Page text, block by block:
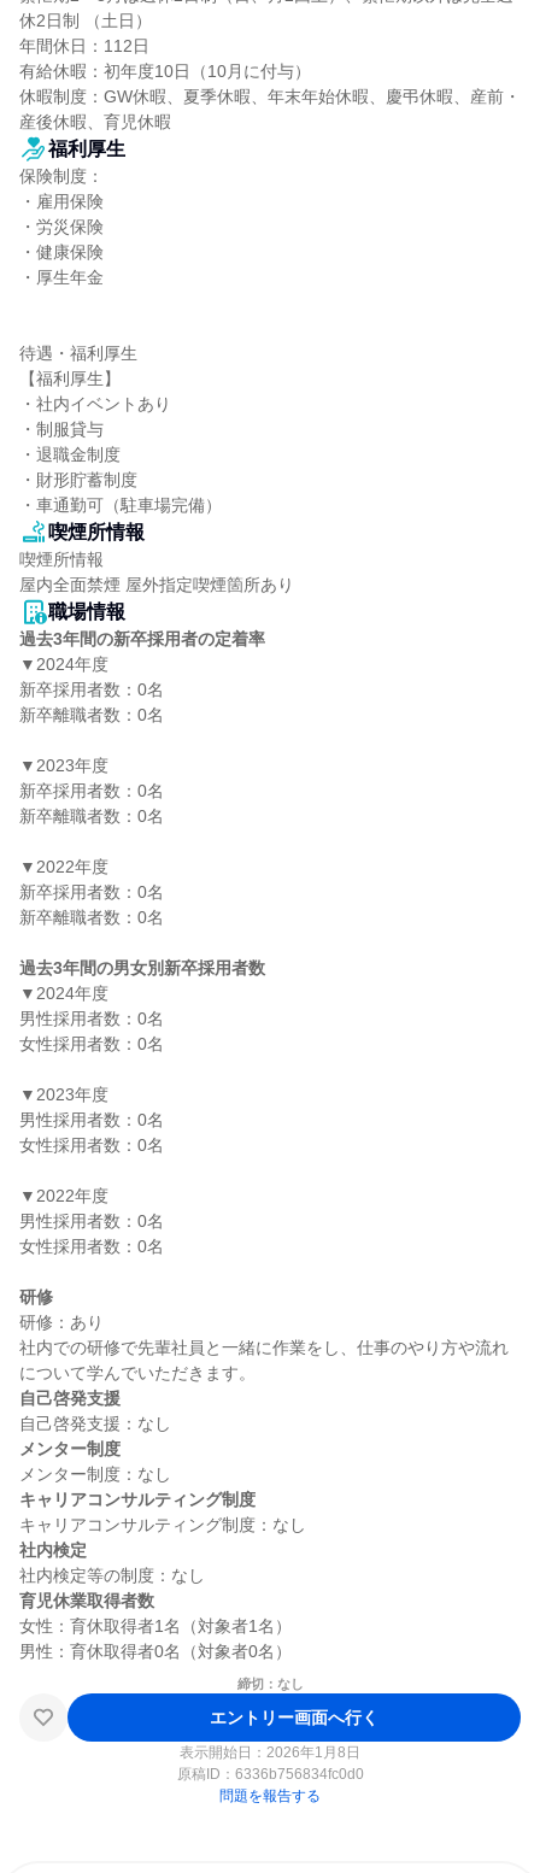
休2日制 （土日）
年間休日：112日
有給休暇：初年度10日（10月に付与）
休暇制度：GW休暇、夏季休暇、年末年始休暇、慶弔休暇、産前・
産後休暇、育児休暇
福利厚生
保険制度：
・雇用保険
・労災保険
・健康保険
・厚生年金
待遇・福利厚生
【福利厚生】
・社内イベントあり
・制服貸与
・退職金制度
・財形貯蓄制度
・車通勤可（駐車場完備）
喫煙所情報
喫煙所情報
屋内全面禁煙 屋外指定喫煙箇所あり
職場情報
過去3年間の新卒採用者の定着率
▼2024年度
新卒採用者数：0名
新卒離職者数：0名
▼2023年度
新卒採用者数：0名
新卒離職者数：0名
▼2022年度
新卒採用者数：0名
新卒離職者数：0名
過去3年間の男女別新卒採用者数
▼2024年度
男性採用者数：0名
女性採用者数：0名
▼2023年度
男性採用者数：0名
女性採用者数：0名
▼2022年度
男性採用者数：0名
女性採用者数：0名
研修
研修：あり
社内での研修で先輩社員と一緒に作業をし、仕事のやり方や流れ
自己啓発支援
メンター制度
キャリアコンサルティング制度
社内検定
育児休業取得者数
女性：育休取得者1名（対象者1名）
締切：なし
エントリー画面へ行く
表示開始日：2026年1月8日
原稿ID： 6336b756834fc0d0
問題を報告する